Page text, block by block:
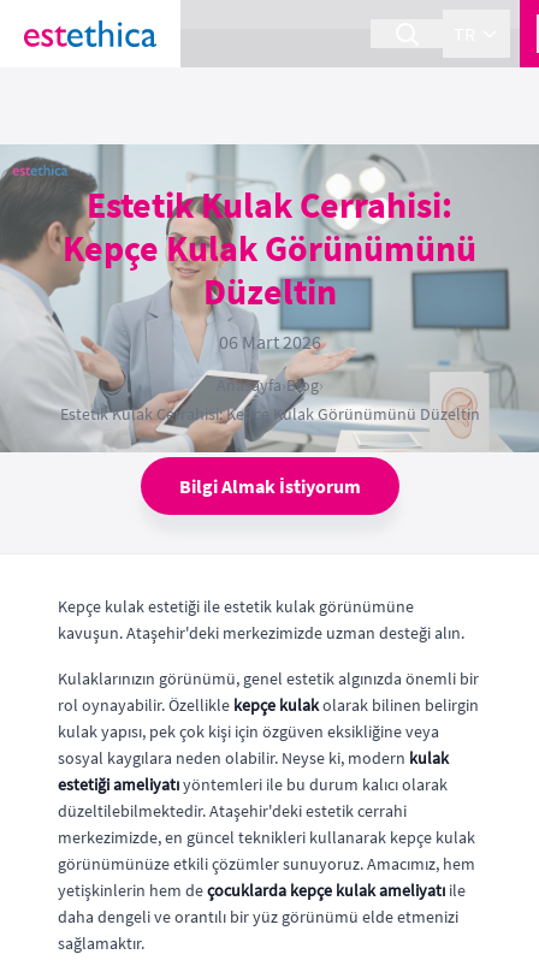
section Service {
Estetik Kulak Cerrahisi:
Kepçe Kulak Görünümünü
Düzeltin
06 Mart 2026
Anasayfa›Blog›
Estetik Kulak Cerrahisi: Kepçe Kulak Görünümünü Düzeltin
Bilgi Almak İstiyorum
Kepçe kulak estetiği ile estetik kulak görünümüne
kavuşun. Ataşehir'deki merkezimizde uzman desteği alın.
Kulaklarınızın görünümü, genel estetik algınızda önemli bir
rol oynayabilir. Özellikle kepçe kulakolarak bilinen belirgin
kulak yapısı, pek çok kişi için özgüven eksikliğine veya
sosyal kaygılara neden olabilir. Neyse ki, modern kulak
estetiği ameliyatıyöntemleri ile bu durum kalıcı olarak
düzeltilebilmektedir. Ataşehir'deki estetik cerrahi
merkezimizde, en güncel teknikleri kullanarak kepçe kulak
görünümünüze etkili çözümler sunuyoruz. Amacımız, hem
yetişkinlerin hem deçocuklarda kepçe kulak ameliyatı ile
daha dengeli ve orantılı bir yüz görünümü elde etmenizi
sağlamaktır.